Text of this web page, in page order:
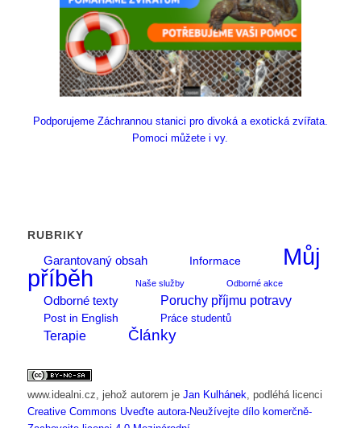
Podporujeme Záchrannou stanici pro divoká a exotická zvířata.
Pomoci můžete i vy.
RUBRIKY
Garantovaný obsah
Informace
Můj
příběh
Naše služby Odborné akce
Odborné texty Poruchy příjmu potravy
Post in English Práce studentů
Terapie Články
www.idealni.cz, jehož autorem je Jan Kulhánek, podléhá licenci
Creative Commons Uveďte autora-Neužívejte dílo komerčně-